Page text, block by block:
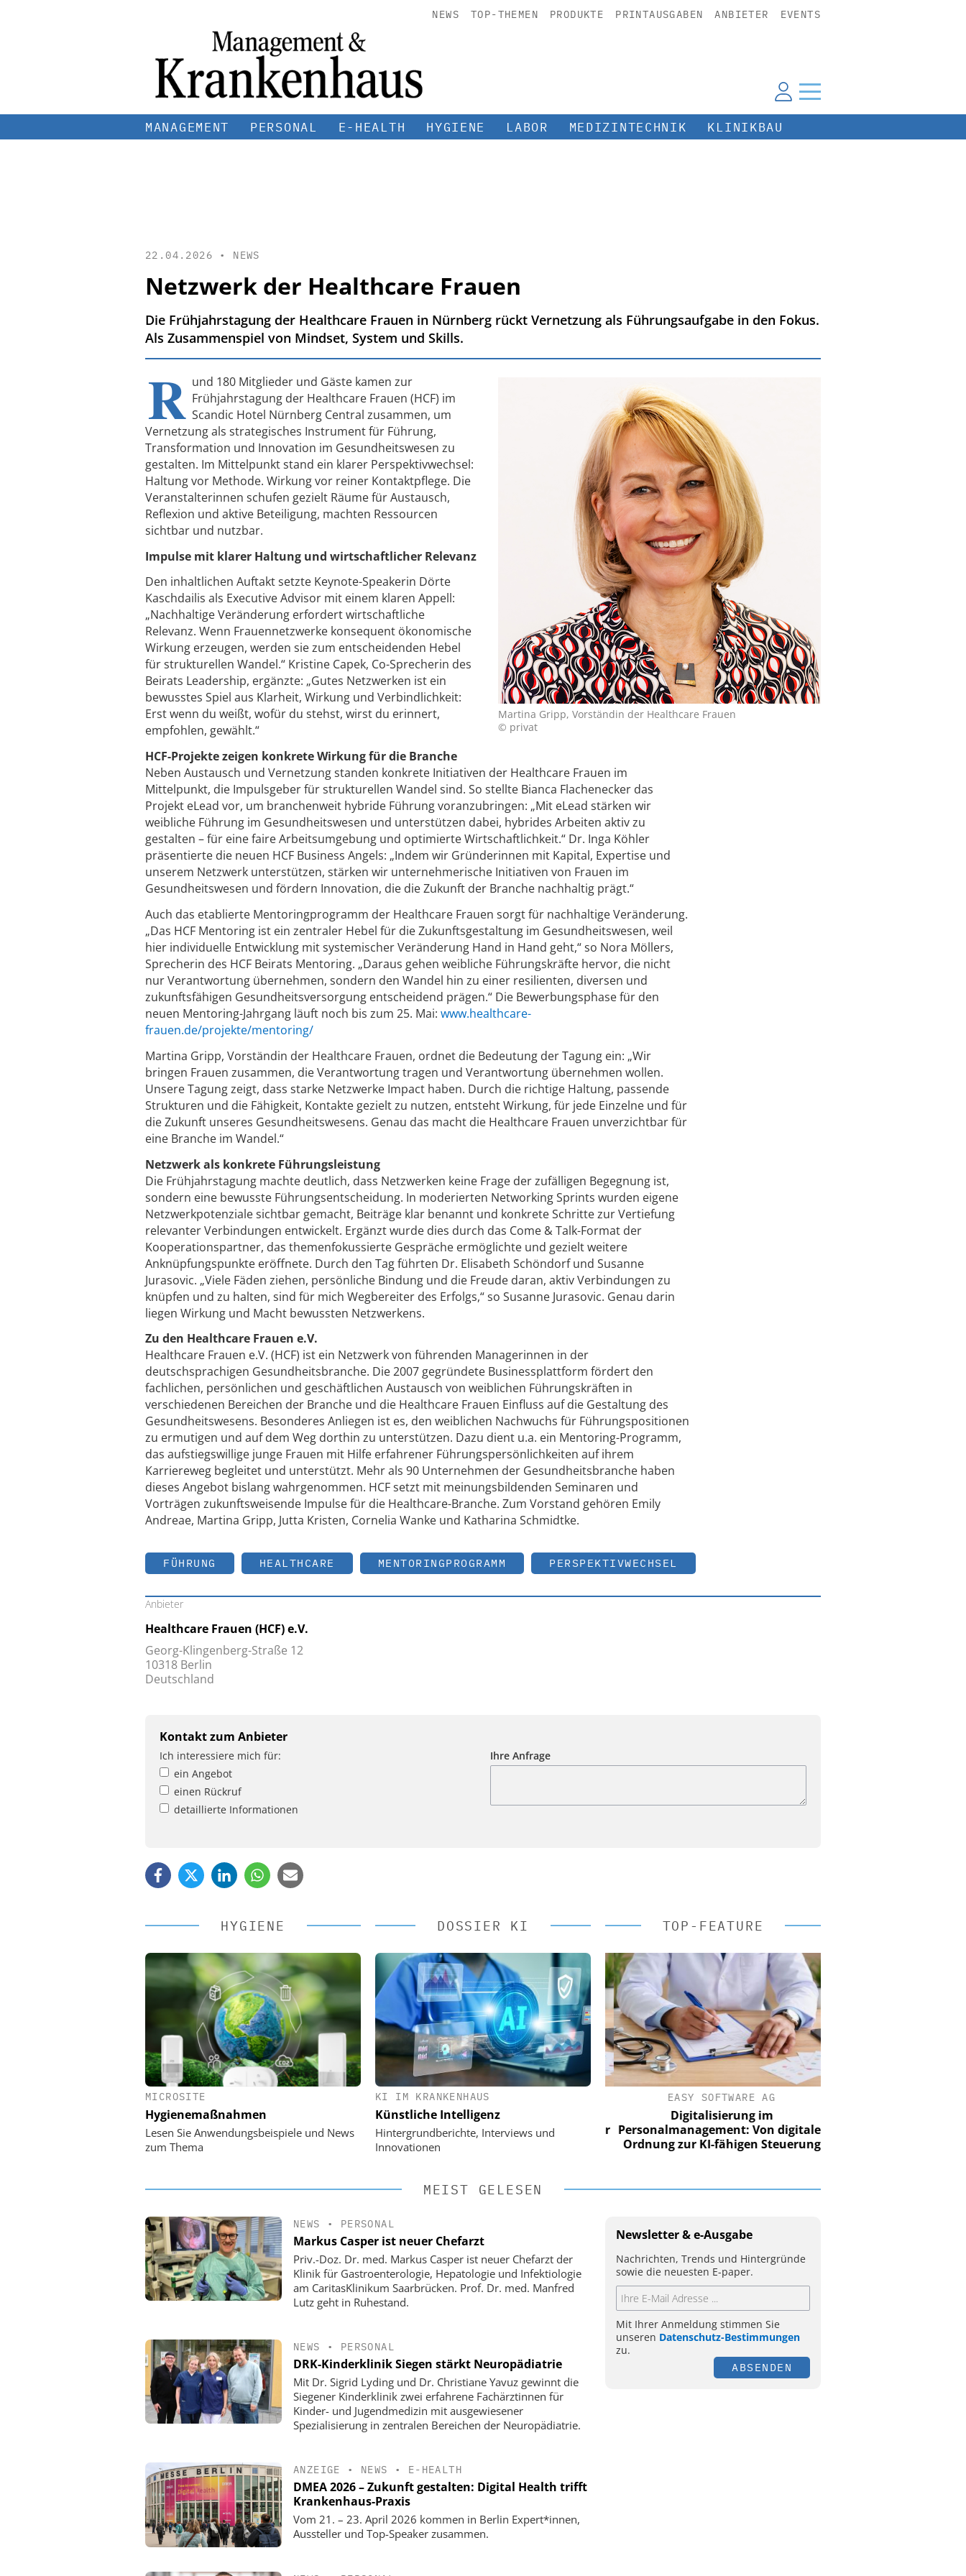
NEWS TOP-THEMEN PRODUKTE PRINTAUSGABEN ANBIETER EVENTS
MANAGEMENT PERSONAL E-HEALTH HYGIENE LABOR MEDIZINTECHNIK KLINIKBAU
22.04.2026 • NEWS
Netzwerk der Healthcare Frauen
Die Frühjahrstagung der Healthcare Frauen in Nürnberg rückt Vernetzung als Führungsaufgabe in den Fokus.
Als Zusammenspiel von Mindset, System und Skills.
Martina Gripp, Vorständin der Healthcare Frauen
© privat
R und 180 Mitglieder und Gäste kamen zur
Frühjahrstagung der Healthcare Frauen (HCF) im
Scandic Hotel Nürnberg Central zusammen, um
Vernetzung als strategisches Instrument für Führung,
Transformation und Innovation im Gesundheitswesen zu
gestalten. Im Mittelpunkt stand ein klarer Perspektivwechsel:
Haltung vor Methode. Wirkung vor reiner Kontaktpflege. Die
Veranstalterinnen schufen gezielt Räume für Austausch,
Reflexion und aktive Beteiligung, machten Ressourcen
sichtbar und nutzbar.
Impulse mit klarer Haltung und wirtschaftlicher Relevanz
Den inhaltlichen Auftakt setzte Keynote-Speakerin Dörte
Kaschdailis als Executive Advisor mit einem klaren Appell:
„Nachhaltige Veränderung erfordert wirtschaftliche
Relevanz. Wenn Frauennetzwerke konsequent ökonomische
Wirkung erzeugen, werden sie zum entscheidenden Hebel
für strukturellen Wandel.“ Kristine Capek, Co-Sprecherin des
Beirats Leadership, ergänzte: „Gutes Netzwerken ist ein
bewusstes Spiel aus Klarheit, Wirkung und Verbindlichkeit:
Erst wenn du weißt, wofür du stehst, wirst du erinnert,
empfohlen, gewählt.“
HCF-Projekte zeigen konkrete Wirkung für die Branche
Neben Austausch und Vernetzung standen konkrete Initiativen der Healthcare Frauen im
Mittelpunkt, die Impulsgeber für strukturellen Wandel sind. So stellte Bianca Flachenecker das
Projekt eLead vor, um branchenweit hybride Führung voranzubringen: „Mit eLead stärken wir
weibliche Führung im Gesundheitswesen und unterstützen dabei, hybrides Arbeiten aktiv zu
gestalten – für eine faire Arbeitsumgebung und optimierte Wirtschaftlichkeit.“ Dr. Inga Köhler
präsentierte die neuen HCF Business Angels: „Indem wir Gründerinnen mit Kapital, Expertise und
unserem Netzwerk unterstützen, stärken wir unternehmerische Initiativen von Frauen im
Gesundheitswesen und fördern Innovation, die die Zukunft der Branche nachhaltig prägt.“
Auch das etablierte Mentoringprogramm der Healthcare Frauen sorgt für nachhaltige Veränderung.
„Das HCF Mentoring ist ein zentraler Hebel für die Zukunftsgestaltung im Gesundheitswesen, weil
hier individuelle Entwicklung mit systemischer Veränderung Hand in Hand geht,“ so Nora Möllers,
Sprecherin des HCF Beirats Mentoring. „Daraus gehen weibliche Führungskräfte hervor, die nicht
nur Verantwortung übernehmen, sondern den Wandel hin zu einer resilienten, diversen und
zukunftsfähigen Gesundheitsversorgung entscheidend prägen.“ Die Bewerbungsphase für den
neuen Mentoring-Jahrgang läuft noch bis zum 25. Mai: www.healthcare-
frauen.de/projekte/mentoring/
Martina Gripp, Vorständin der Healthcare Frauen, ordnet die Bedeutung der Tagung ein: „Wir
bringen Frauen zusammen, die Verantwortung tragen und Verantwortung übernehmen wollen.
Unsere Tagung zeigt, dass starke Netzwerke Impact haben. Durch die richtige Haltung, passende
Strukturen und die Fähigkeit, Kontakte gezielt zu nutzen, entsteht Wirkung, für jede Einzelne und für
die Zukunft unseres Gesundheitswesens. Genau das macht die Healthcare Frauen unverzichtbar für
eine Branche im Wandel.“
Netzwerk als konkrete Führungsleistung
Die Frühjahrstagung machte deutlich, dass Netzwerken keine Frage der zufälligen Begegnung ist,
sondern eine bewusste Führungsentscheidung. In moderierten Networking Sprints wurden eigene
Netzwerkpotenziale sichtbar gemacht, Beiträge klar benannt und konkrete Schritte zur Vertiefung
relevanter Verbindungen entwickelt. Ergänzt wurde dies durch das Come & Talk-Format der
Kooperationspartner, das themenfokussierte Gespräche ermöglichte und gezielt weitere
Anknüpfungspunkte eröffnete. Durch den Tag führten Dr. Elisabeth Schöndorf und Susanne
Jurasovic. „Viele Fäden ziehen, persönliche Bindung und die Freude daran, aktiv Verbindungen zu
knüpfen und zu halten, sind für mich Wegbereiter des Erfolgs,“ so Susanne Jurasovic. Genau darin
liegen Wirkung und Macht bewussten Netzwerkens.
Zu den Healthcare Frauen e.V.
Healthcare Frauen e.V. (HCF) ist ein Netzwerk von führenden Managerinnen in der
deutschsprachigen Gesundheitsbranche. Die 2007 gegründete Businessplattform fördert den
fachlichen, persönlichen und geschäftlichen Austausch von weiblichen Führungskräften in
verschiedenen Bereichen der Branche und die Healthcare Frauen Einfluss auf die Gestaltung des
Gesundheitswesens. Besonderes Anliegen ist es, den weiblichen Nachwuchs für Führungspositionen
zu ermutigen und auf dem Weg dorthin zu unterstützen. Dazu dient u.a. ein Mentoring-Programm,
das aufstiegswillige junge Frauen mit Hilfe erfahrener Führungspersönlichkeiten auf ihrem
Karriereweg begleitet und unterstützt. Mehr als 90 Unternehmen der Gesundheitsbranche haben
dieses Angebot bislang wahrgenommen. HCF setzt mit meinungsbildenden Seminaren und
Vorträgen zukunftsweisende Impulse für die Healthcare-Branche. Zum Vorstand gehören Emily
Andreae, Martina Gripp, Jutta Kristen, Cornelia Wanke und Katharina Schmidtke.
FÜHRUNG HEALTHCARE MENTORINGPROGRAMM PERSPEKTIVWECHSEL
Anbieter
Healthcare Frauen (HCF) e.V.
Georg-Klingenberg-Straße 12
10318 Berlin
Deutschland
Kontakt zum Anbieter
Ich interessiere mich für:
ein Angebot
einen Rückruf
detaillierte Informationen
Ihre Anfrage
HYGIENE
MICROSITE
Hygienemaßnahmen
Lesen Sie Anwendungsbeispiele und News
zum Thema
DOSSIER KI
KI IM KRANKENHAUS
Künstliche Intelligenz
Hintergrundberichte, Interviews und
Innovationen
TOP-FEATURE
Digitalisierung im
Personalmanagement: Von digitaler
Ordnung zur KI-fähigen Steuerung
EASY SOFTWARE AG
Digitalisierung im
Personalmanagement: Von digitaler
Ordnung zur KI-fähigen Steuerung
EASY SOFTWARE AG
Digitalisierung im
Personalmanagement: Von digitaler
Ordnung zur KI-fähigen Steuerung
MEIST GELESEN
NEWS • PERSONAL
Markus Casper ist neuer Chefarzt
Priv.-Doz. Dr. med. Markus Casper ist neuer Chefarzt der
Klinik für Gastroenterologie, Hepatologie und Infektiologie
am CaritasKlinikum Saarbrücken. Prof. Dr. med. Manfred
Lutz geht in Ruhestand.
NEWS • PERSONAL
DRK-Kinderklinik Siegen stärkt Neuropädiatrie
Mit Dr. Sigrid Lyding und Dr. Christiane Yavuz gewinnt die
Siegener Kinderklinik zwei erfahrene Fachärztinnen für
Kinder- und Jugendmedizin mit ausgewiesener
Spezialisierung in zentralen Bereichen der Neuropädiatrie.
ANZEIGE • NEWS • E-HEALTH
DMEA 2026 – Zukunft gestalten: Digital Health trifft
Krankenhaus-Praxis
Vom 21. – 23. April 2026 kommen in Berlin Expert*innen,
Aussteller und Top-Speaker zusammen.
Newsletter & e-Ausgabe
Nachrichten, Trends und Hintergründe
sowie die neuesten E-paper.
Mit Ihrer Anmeldung stimmen Sie
unseren Datenschutz-Bestimmungen
zu.
ABSENDEN